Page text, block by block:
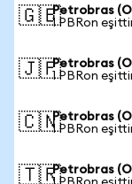
🇬🇧Petrobras
1 PBRon
🇯🇵Petrobras
1 PBRon
🇨🇳Petrobras
1 PBRon
🇹🇷Petrobras